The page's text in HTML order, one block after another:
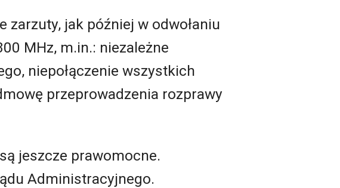
zarzuty, jak później w odwołaniu
MHz, m.in.: niezależne
niepołączenie wszystkich
przeprowadzenia rozprawy
jeszcze prawomocne.
Administracyjnego.